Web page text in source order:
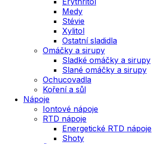
Medy
Stévie
Xylitol
Ostatní sladidla
Omáčky a sirupy
Sladké omáčky a sirupy
Slané omáčky a sirupy
Ochucovadla
Koření a sůl
Nápoje
Iontové nápoje
RTD nápoje
Energetické RTD nápoje
Shoty